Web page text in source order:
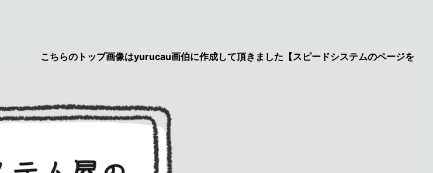
こちらのトップ画像はyurucau画伯に作成して頂きました【スピードシステムのページを見た】で特典